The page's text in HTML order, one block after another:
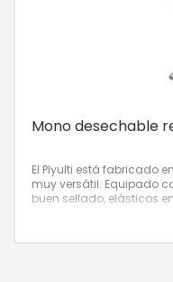
Mono desechable
El Plyulti está fabricado
muy versátil. Equipado
buen sellado, elásticos